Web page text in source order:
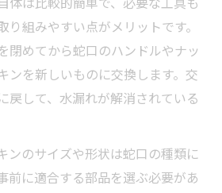
体は比較的簡単で、必要な工具も
り組みやすい点がメリットです。
閉めてから蛇口のハンドルやナッ
ンを新しいものに交換します。交
戻して、水漏れが解消されている
ンのサイズや形状は蛇口の種類に
前に適合する部品を選ぶ必要があ